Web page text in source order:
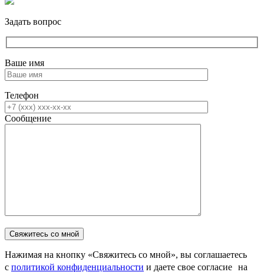
Задать вопрос
Ваше имя
Телефон
Сообщение
Нажимая на кнопку «Свяжитесь со мной», вы соглашаетесь
с политикой конфиденциальности и даете свое согласие на